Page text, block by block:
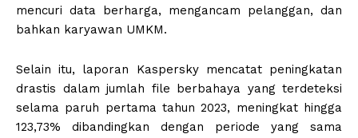
mencuri data berharga, mengancam pelanggan, dan
bahkan karyawan UMKM.
Selain itu, laporan Kaspersky mencatat peningkatan
drastis dalam jumlah file berbahaya yang terdeteksi
selama paruh pertama tahun 2023, meningkat hingga
123,73% dibandingkan dengan periode yang sama